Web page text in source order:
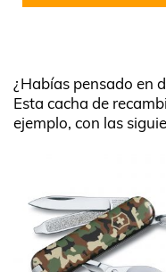
¿Habías pensado en
Esta cacha de
ejemplo, con las